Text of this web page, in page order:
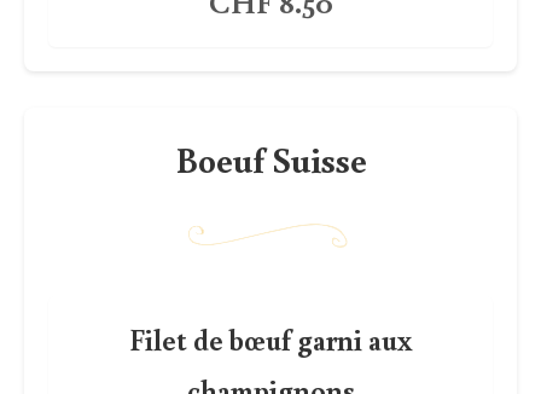
Boeuf Suisse
Filet de bœuf garni aux